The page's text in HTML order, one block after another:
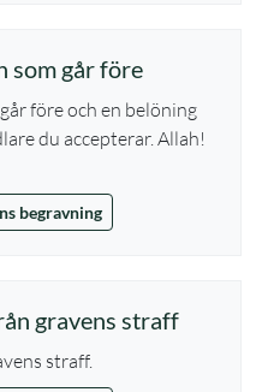
som går före
före och en belöning
du accepterar. Allah!
begravning
gravens straff
straff.